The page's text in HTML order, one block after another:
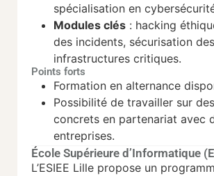
spécialisation en
Modules clés : hacking
des incidents, sécurisation des
infrastructures critiques.
Points forts
Formation en alternance
Possibilité de travailler sur
concrets en partenariat avec
entreprises.
École Supérieure d’Informatique
L’ESIEE Lille propose un